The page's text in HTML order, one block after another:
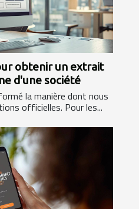
obtenir un extrait
d'une société
la manière dont nous
officielles. Pour les...